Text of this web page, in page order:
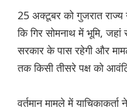
25 अक्टूबर को गुजरात राज्य
कि गिर सोमनाथ में भूमि,
सरकार के पास रहेगी और
तक किसी तीसरे पक्ष को
वर्तमान मामले में